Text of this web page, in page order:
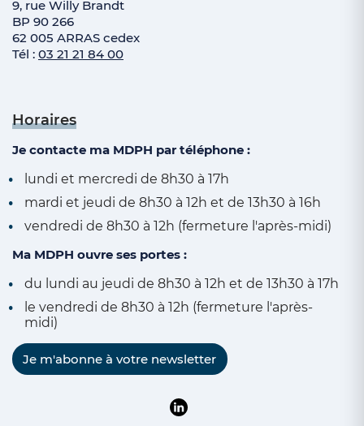
9, rue Willy Brandt
BP 90 266
62 005 ARRAS cedex
Tél : 03 21 21 84 00
Horaires
Je contacte ma MDPH par téléphone :
lundi et mercredi de 8h30 à 17h
mardi et jeudi de 8h30 à 12h et de 13h30 à 16h
vendredi de 8h30 à 12h (fermeture l'après-midi)
Ma MDPH ouvre ses portes :
du lundi au jeudi de 8h30 à 12h et de 13h30 à 17h
le vendredi de 8h30 à 12h (fermeture l'après-
midi)
Je m'abonne à votre newsletter
Suivre la MDPH du Pas-de-